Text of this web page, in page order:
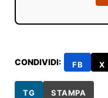
CONDIVIDI: FB X
TG STAMPA